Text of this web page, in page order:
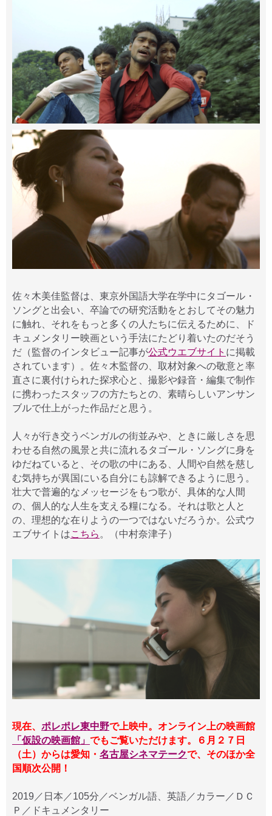
佐々木美佳監督は、東京外国語大学在学中にタゴール・
ソングと出会い、卒論での研究活動をとおしてその魅力
に触れ、それをもっと多くの人たちに伝えるために、ド
キュメンタリー映画という手法にたどり着いたのだそう
だ（監督のインタビュー記事が公式ウエブサイト に掲載
されています）。佐々木監督の、取材対象への敬意と率
直さに裏付けられた探求心と、撮影や録音・編集で制作
に携わったスタッフの方たちとの、素晴らしいアンサン
ブルで仕上がった作品だと思う。
人々が行き交うベンガルの街並みや、ときに厳しさを思
わせる自然の風景と共に流れるタゴール・ソングに身を
ゆだねていると、その歌の中にある、人間や自然を慈し
む気持ちが異国にいる自分にも諒解できるように思う。
壮大で普遍的なメッセージをもつ歌が、具体的な人間
の、個人的な人生を支える糧になる。それは歌と人と
の、理想的な在りようの一つではないだろうか。公式ウ
エブサイトはこちら 。（中村奈津子）
現在、 ポレポレ東中野で上映中。オンライン上の映画館
「仮設の映画館」 でもご覧いただけます。６月２７日
（土）からは愛知・ 名古屋シネマテークで、そのほか全
国順次公開！
2019／日本／105分／ベンガル語、英語／カラー／ＤＣ
Ｐ／ドキュメンタリー